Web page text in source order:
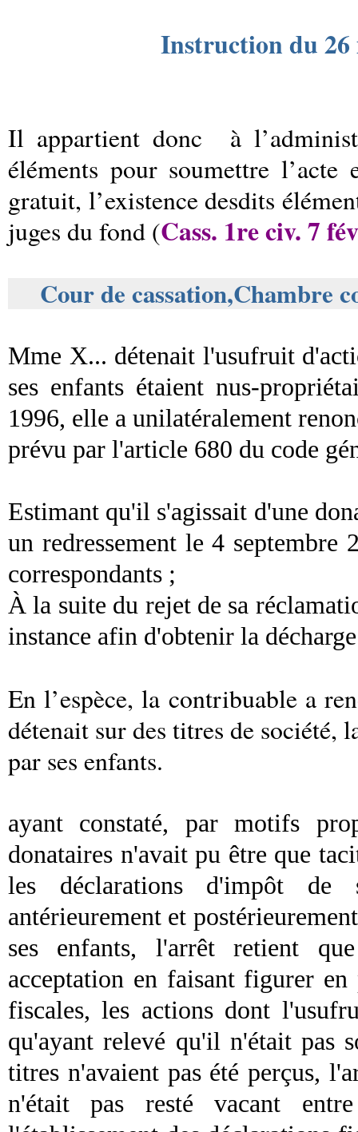
Instruction du
Il appartient donc
à
éléments pour soumettre
gratuit, l’existence desdits
juges du fond (Cass. 1re civ. 7
Cour de cassation,Chambre
Mme X... détenait l'usufruit
ses enfants étaient nus-
1996, elle a unilatéralement
prévu par l'article 680 du code
Estimant qu'il s'agissait d'une
un redressement le 4
correspondants ;
À la suite du rejet de sa
instance afin d'obtenir la
En l’espèce, la contribuable a
détenait sur des titres de société,
par ses enfants.
ayant constaté, par motifs
donataires n'avait pu être que
les déclarations d'impôt de
antérieurement et
ses enfants, l'arrêt retient
acceptation en faisant figurer
fiscales, les actions dont
qu'ayant relevé qu'il n'était pas
titres n'avaient pas été perçus,
n'était pas resté vacant